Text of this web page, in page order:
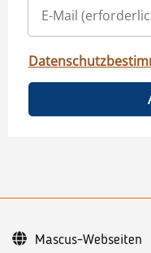
Mascus-Webseiten